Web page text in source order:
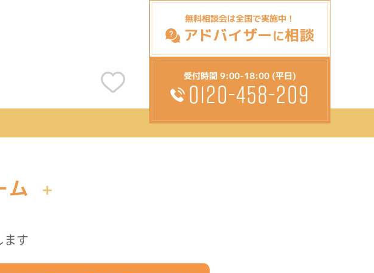
無料相談会は全国で実施中！
アドバイザーに相談
受付時間 9:00-18:00 (平日)
0120-458-209
ム +
ます